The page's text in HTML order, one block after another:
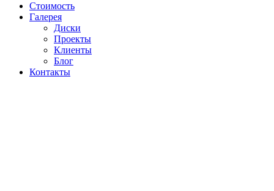
Стоимость
Галерея
Диски
Проекты
Клиенты
Блог
Контакты